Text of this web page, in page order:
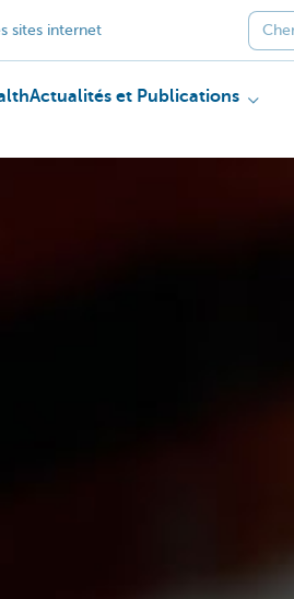
sites internet
Actualités et Publications